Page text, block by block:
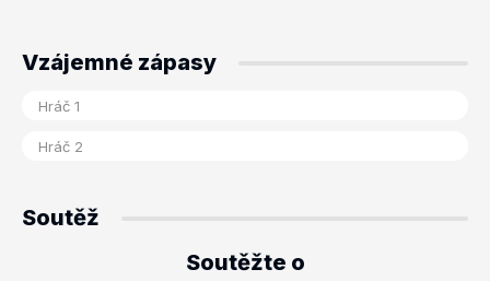
Vzájemné zápasy
Soutěž
Soutěžte o